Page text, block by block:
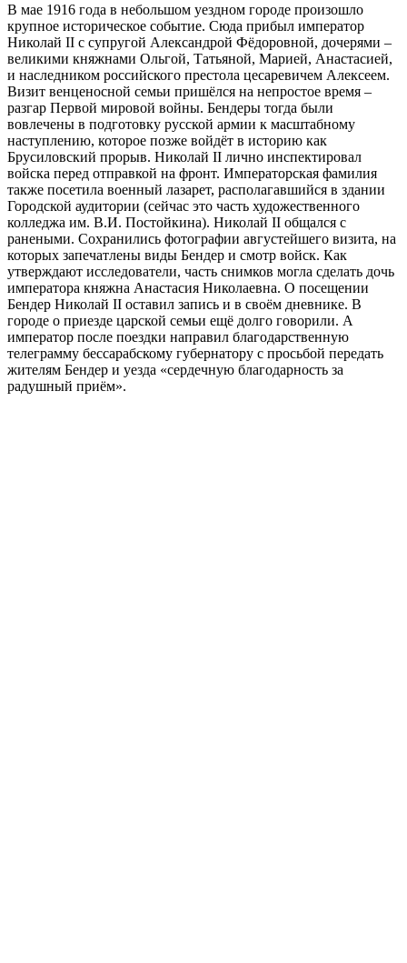
В мае 1916 года в небольшом уездном городе произошло
крупное историческое событие. Сюда прибыл император
Николай II с супругой Александрой Фёдоровной, дочерями –
великими княжнами Ольгой, Татьяной, Марией, Анастасией,
и наследником российского престола цесаревичем Алексеем.
Визит венценосной семьи пришёлся на непростое время –
разгар Первой мировой войны. Бендеры тогда были
вовлечены в подготовку русской армии к масштабному
наступлению, которое позже войдёт в историю как
Брусиловский прорыв. Николай II лично инспектировал
войска перед отправкой на фронт. Императорская фамилия
также посетила военный лазарет, располагавшийся в здании
Городской аудитории (сейчас это часть художественного
колледжа им. В.И. Постойкина). Николай II общался с
ранеными. Сохранились фотографии августейшего визита, на
которых запечатлены виды Бендер и смотр войск. Как
утверждают исследователи, часть снимков могла сделать дочь
императора княжна Анастасия Николаевна. О посещении
Бендер Николай II оставил запись и в своём дневнике. В
городе о приезде царской семьи ещё долго говорили. А
император после поездки направил благодарственную
телеграмму бессарабскому губернатору с просьбой передать
жителям Бендер и уезда «сердечную благодарность за
радушный приём».